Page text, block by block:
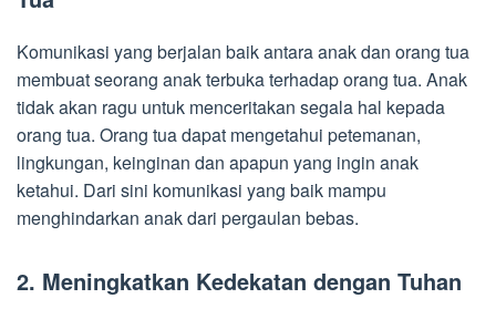
Komunikasi yang berjalan baik antara anak dan orang tua
membuat seorang anak terbuka terhadap orang tua. Anak
tidak akan ragu untuk menceritakan segala hal kepada
orang tua. Orang tua dapat mengetahui petemanan,
lingkungan, keinginan dan apapun yang ingin anak
ketahui. Dari sini komunikasi yang baik mampu
menghindarkan anak dari pergaulan bebas.
2. Meningkatkan Kedekatan dengan Tuhan